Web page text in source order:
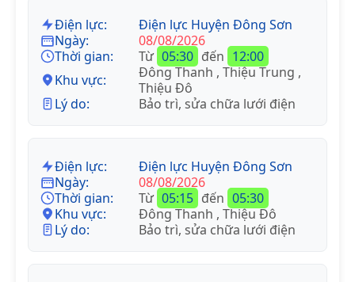
Điện lực:
Điện lực Huyện Đông Sơn
Ngày:
08/08/2026
Thời gian:
Từ 05:30 đến 12:00
Khu vực:
Đông Thanh , Thiệu Trung ,
Thiệu Đô
Lý do:
Bảo trì, sửa chữa lưới điện
Điện lực:
Điện lực Huyện Đông Sơn
Ngày:
08/08/2026
Thời gian:
Từ 05:15 đến 05:30
Khu vực:
Đông Thanh , Thiệu Đô
Lý do:
Bảo trì, sửa chữa lưới điện